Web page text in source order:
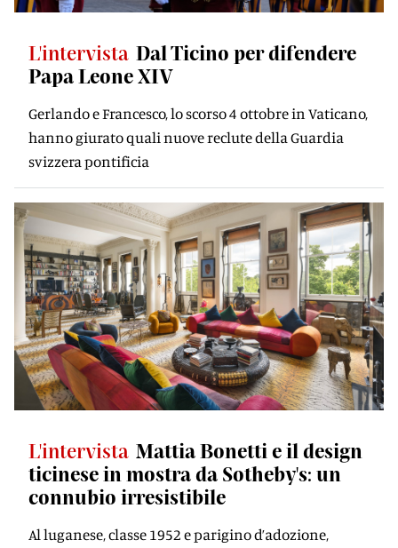
L'intervista Dal Ticino per difendere
Papa Leone XIV
Gerlando e Francesco, lo scorso 4 ottobre in Vaticano,
hanno giurato quali nuove reclute della Guardia
svizzera pontificia
L'intervista Mattia Bonetti e il design
ticinese in mostra da Sotheby's: un
connubio irresistibile
Al luganese, classe 1952 e parigino d’adozione,